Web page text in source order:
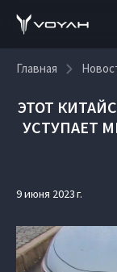
Главная
ЭТОТ
УСТУПАЕТ
9 июня 2023 г.